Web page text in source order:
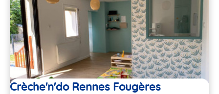
Crèche'n'do Rennes Fougères